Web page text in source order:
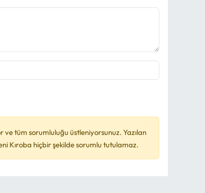
ve tüm sorumluluğu üstleniyorsunuz. Yazılan
Kıroba hiçbir şekilde sorumlu tutulamaz.